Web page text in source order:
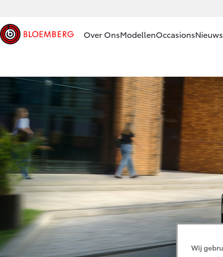
Over Ons
Ons bedrijf
Geschiedenis
Onze
medewerkers
Bloemberg
Servicepas
Erkend
duurzaam
Contact en
Route
Video's
Vacatures
Modellen
HYBRIDE
Vanaf € 23.750,-
Corolla Hatchback
HYBRIDE
Vanaf € 33.495,-
Occasions
Wij